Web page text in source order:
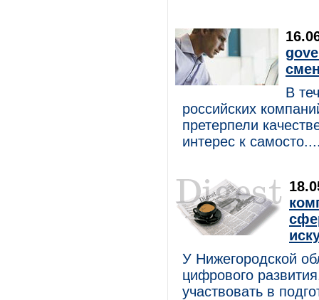
В
российских
претерпели
интерес к
У Нижегородской
цифрового
участвовать в